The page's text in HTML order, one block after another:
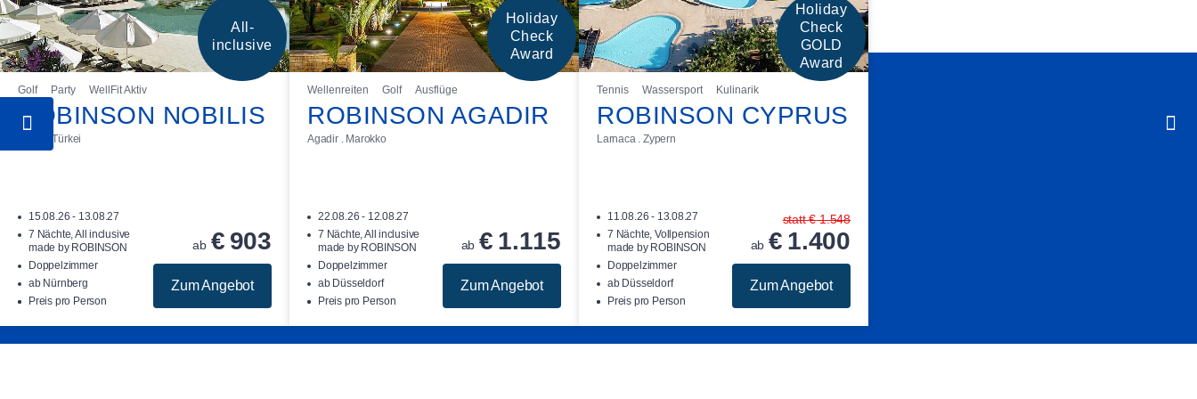
Golf Party WellFit Aktiv
ROBINSON NOBILIS
Belek . Türkei
All-
inclusive
15.08.26 - 13.08.27
7 Nächte, All inclusive
made by ROBINSON
Doppelzimmer
ab Nürnberg
Preis pro Person
ab € 903
Zum Angebot
Wellenreiten Golf Ausflüge
ROBINSON AGADIR
Agadir . Marokko
Holiday
Check
Award
22.08.26 - 12.08.27
7 Nächte, All inclusive
made by ROBINSON
Doppelzimmer
ab Düsseldorf
Preis pro Person
ab € 1.115
Zum Angebot
Tennis Wassersport Kulinarik
ROBINSON CYPRUS
Larnaca . Zypern
Holiday
Check
GOLD
Award
11.08.26 - 13.08.27
7 Nächte, Vollpension
made by ROBINSON
Doppelzimmer
ab Düsseldorf
Preis pro Person
statt € 1.548
ab € 1.400
Zum Angebot